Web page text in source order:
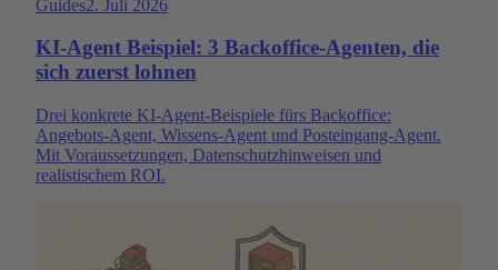
Guides2. Juli 2026
KI-Agent Beispiel: 3 Backoffice-Agenten, die
sich zuerst lohnen
Drei konkrete KI-Agent-Beispiele fürs Backoffice:
Angebots-Agent, Wissens-Agent und Posteingang-Agent.
Mit Voraussetzungen, Datenschutzhinweisen und
realistischem ROI.